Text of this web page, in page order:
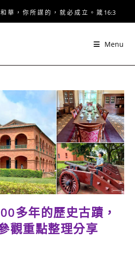
華 ， 你 所 謀 的 ， 就 必 成 立 。 箴 16:3
Menu
多年的歷史古蹟，
觀重點整理分享